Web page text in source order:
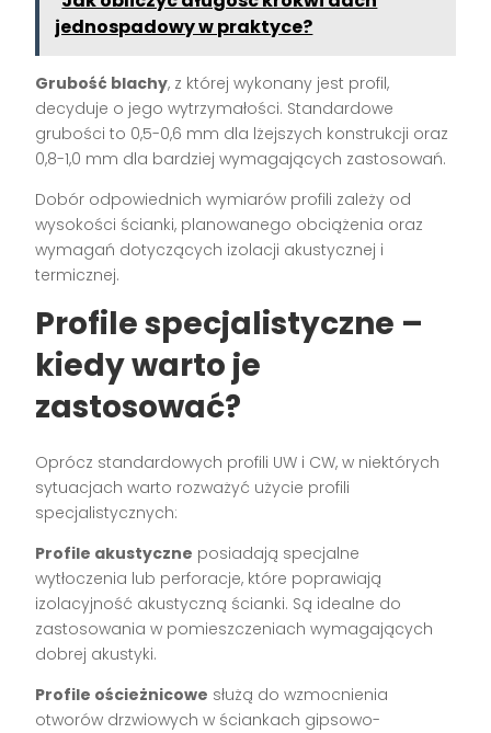
jednospadowy w praktyce?
Grubość blachy, z której wykonany jest profil,
decyduje o jego wytrzymałości. Standardowe
grubości to 0,5-0,6 mm dla lżejszych konstrukcji oraz
0,8-1,0 mm dla bardziej wymagających zastosowań.
Dobór odpowiednich wymiarów profili zależy od
wysokości ścianki, planowanego obciążenia oraz
wymagań dotyczących izolacji akustycznej i
termicznej.
Profile specjalistyczne –
kiedy warto je
zastosować?
Oprócz standardowych profili UW i CW, w niektórych
sytuacjach warto rozważyć użycie profili
specjalistycznych:
Profile akustyczne posiadają specjalne
wytłoczenia lub perforacje, które poprawiają
izolacyjność akustyczną ścianki. Są idealne do
zastosowania w pomieszczeniach wymagających
dobrej akustyki.
Profile ościeżnicowe służą do wzmocnienia
otworów drzwiowych w ściankach gipsowo-